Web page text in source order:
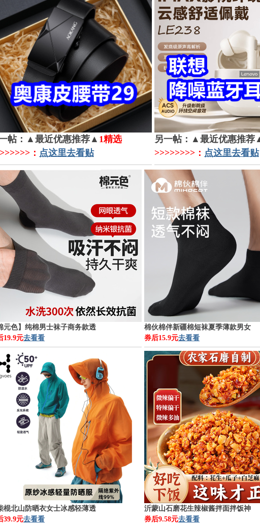
帖：▲最近优惠推荐▲ 1精选
： 点这里去看贴
另一帖：▲最近优惠推荐
>>>>>>>>： 点这里去看贴
元色】纯棉男士袜子商务款透
19.9元去看看
棉伙棉伴新疆棉短袜夏季薄款男女
券后15.9元去看看
棍北山防晒衣女士冰感轻薄透
39.9元去看看
沂蒙山石磨花生辣椒酱拌面拌饭神
券后9.58元去看看